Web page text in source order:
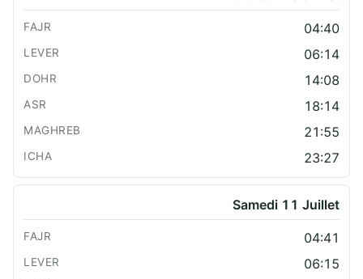
04:40
06:14
14:08
18:14
21:55
23:27
Samedi 11 Juillet
04:41
06:15